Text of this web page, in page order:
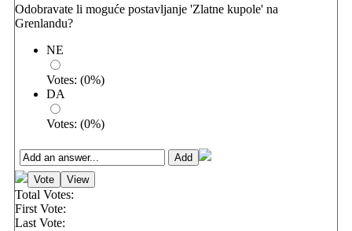
Odobravate li moguće postavljanje 'Zlatne kupole' na
Grenlandu?
NE
Votes: (0%)
DA
Votes: (0%)
Total Votes:
First Vote:
Last Vote: